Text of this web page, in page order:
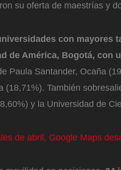
su oferta de maestrías y
con mayores
de América, Bogotá, con
Paula Santander, Ocaña
(18,71%). También
y la Universidad de
de abril, Google Maps